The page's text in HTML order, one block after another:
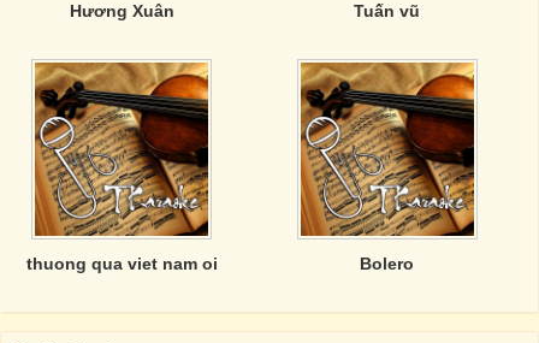
Hương Xuân Tuấn vũ
thuong qua viet nam oi Bolero